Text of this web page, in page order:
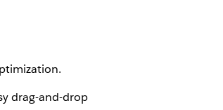
drag-and-drop